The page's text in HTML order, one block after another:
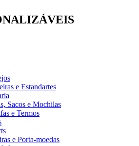
e Estandartes
Sacos e Mochilas
e Termos
e Porta-moedas